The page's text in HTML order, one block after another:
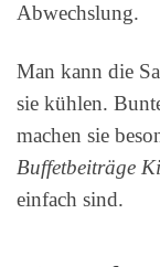
Abwechslung.
Man kann die
sie kühlen.
machen sie
Buffetbeiträge
einfach sind.